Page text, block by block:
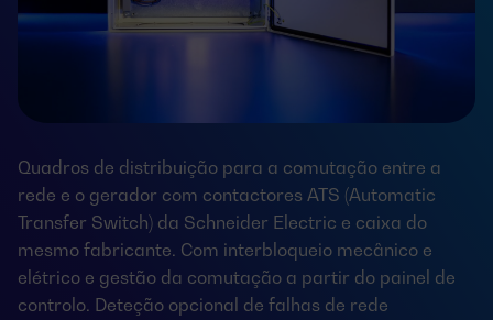
Quadros de distribuição para a comutação entre a
rede e o gerador com contactores ATS (Automatic
Transfer Switch) da Schneider Electric e caixa do
mesmo fabricante. Com interbloqueio mecânico e
elétrico e gestão da comutação a partir do painel de
controlo. Deteção opcional de falhas de rede